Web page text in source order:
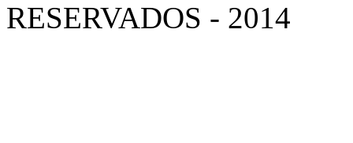
RESERVADOS - 2014